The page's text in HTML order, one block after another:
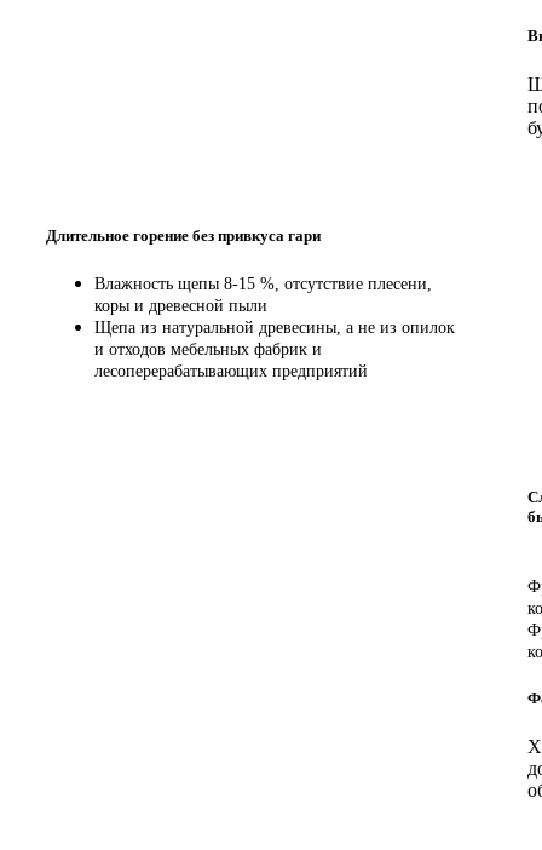
Длительное горение без привкуса гари
Влажность щепы 8-15 %, отсутствие плесени,
коры и древесной пыли
Щепа из натуральной древесины, а не из опилок
и отходов мебельных фабрик и
лесоперерабатывающих предприятий